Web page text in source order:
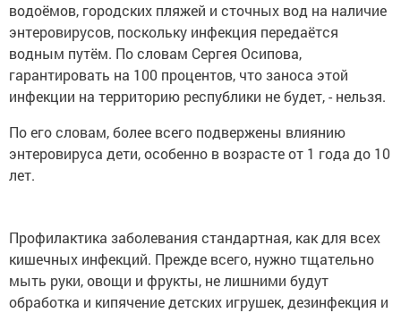
водоёмов, городских пляжей и сточных вод на наличие
энтеровирусов, поскольку инфекция передаётся
водным путём. По словам Сергея Осипова,
гарантировать на 100 процентов, что заноса этой
инфекции на территорию республики не будет, - нельзя.
По его словам, более всего подвержены влиянию
энтеровируса дети, особенно в возрасте от 1 года до 10
лет.
Профилактика заболевания стандартная, как для всех
кишечных инфекций. Прежде всего, нужно тщательно
мыть руки, овощи и фрукты, не лишними будут
обработка и кипячение детских игрушек, дезинфекция и